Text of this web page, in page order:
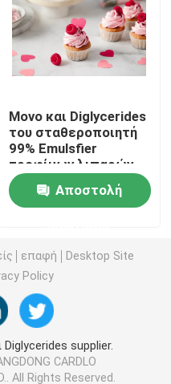
τροφίμων
τροφίμων
τροφίμων
κέικ
Μονο και Diglycerides
του σταθεροποιητή
99% Emulsfier
τροφίμων λιπαρών
οξέων GMS40
Αποστολή
επαφή
Desktop Site
Policy
Diglycerides supplier.
CARDLO
All Rights Reserved.